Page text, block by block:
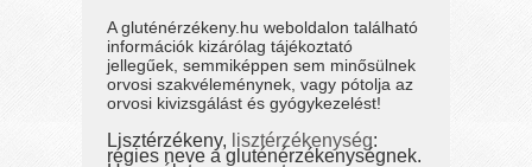
A gluténérzékeny.hu weboldalon található
információk kizárólag tájékoztató
jellegűek, semmiképpen sem minősülnek
orvosi szakvéleménynek, vagy pótolja az
orvosi kivizsgálást és gyógykezelést!
Lisztérzékeny, lisztérzékenység:
régies neve a gluténérzékenységnek.